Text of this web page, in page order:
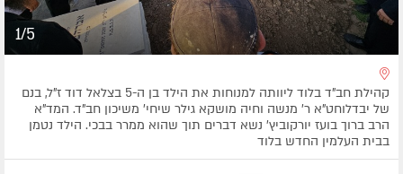
1/5
קהילת חב"ד בלוד ליוותה למנוחות את הילד בן ה-5 בצלאל דוד ז"ל, בנם
של יבדלוחט"א ר' מנשה וחיה מושקא גילר שיחי' משיכון חב"ד. המד"א
הרב ברוך בועז יורקוביץ' נשא דברים תוך שהוא ממרר בבכי. הילד נטמן
בבית העלמין החדש בלוד